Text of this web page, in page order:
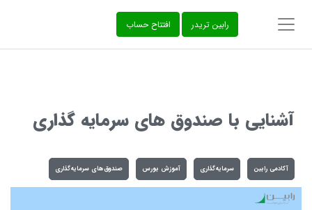
‌رابین تریدر افتتاح حساب
آشنایی با صندوق های سرمایه گذاری
آکادمی رابین سرمایه‌گذاری آموزش بورس صندوق‌های سرمایه‌گذاری